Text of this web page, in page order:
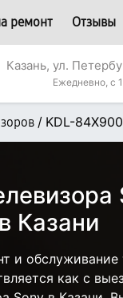
ремонт Отзывы
Казань, ул.
Ежедневно, с
/ KDL-
Казани
и обслуживание
как с